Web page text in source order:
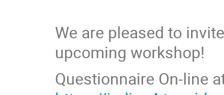
We are pleased to
upcoming workshop!
Questionnaire On-line